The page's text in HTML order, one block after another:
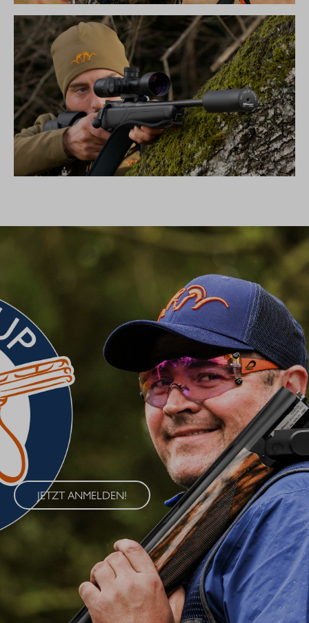
DIE NEUE SILENCE KOLLEKTION
BLASER CUP 2026
Erleben Sie den Blaser Cup 2026 – eine exklusive Serie von
Wettkämpfen im Wurfscheibenschießen, die an vier
renommierten Standorten in Deutschland ausgetragen wird. Der
Blaser Cup bietet Schützen aller Klassen die Möglichkeit, ihre
Fähigkeiten im sportlichen Wettkampf unter Beweis zu stellen.
JETZT ANMELDEN!